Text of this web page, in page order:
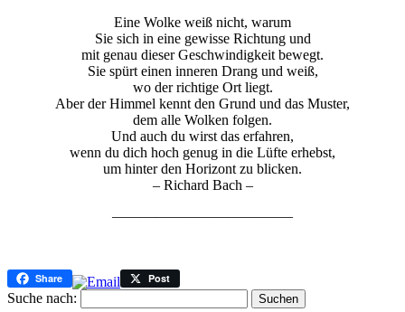
Eine Wolke weiß nicht, warum
Sie sich in eine gewisse Richtung und
mit genau dieser Geschwindigkeit bewegt.
Sie spürt einen inneren Drang und weiß,
wo der richtige Ort liegt.
Aber der Himmel kennt den Grund und das Muster,
dem alle Wolken folgen.
Und auch du wirst das erfahren,
wenn du dich hoch genug in die Lüfte erhebst,
um hinter den Horizont zu blicken.
– Richard Bach –
————————————–
Share Post
Suche nach: